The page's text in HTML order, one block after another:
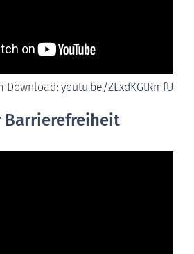
Download: youtu.be/ZLxdKGtRmfU
Barrierefreiheit